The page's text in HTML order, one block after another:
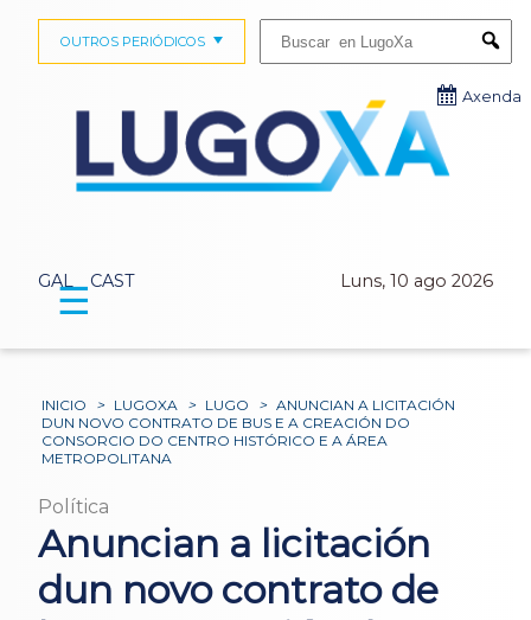
GAL CAST Luns, 10 ago 2026
OUTROS PERIÓDICOS
Axenda
☰
INICIO > LUGOXA > LUGO > ANUNCIAN A LICITACIÓN
DUN NOVO CONTRATO DE BUS E A CREACIÓN DO
CONSORCIO DO CENTRO HISTÓRICO E A ÁREA
METROPOLITANA
Política
Anuncian a licitación
dun novo contrato de